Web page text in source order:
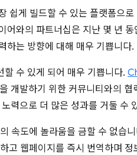
쉽게 빌드할 수 있는 플랫폼으
와의 파트너십은 지난 몇 년
하는 방향에 대해 매우 기쁩니다.
수 있게 되어 매우 기쁩니다.
개발하기 위한 커뮤니티와의
력으로 더 많은 성과를 거둘 수
속도에 놀라움을 금할 수 없습
고 웹페이지를 즉시 번역하며